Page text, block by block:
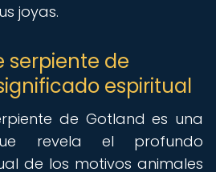
joyas.
serpiente de
espiritual
de Gotland es una
revela el profundo
de los motivos animales